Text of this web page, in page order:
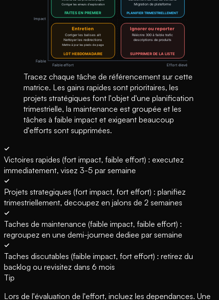
Tracez chaque tâche de référencement sur cette
matrice. Les gains rapides sont prioritaires, les
projets stratégiques font l'objet d'une planification
trimestrielle, la maintenance est groupée et les
tâches à faible impact et exigeant beaucoup
d'efforts sont supprimées.
Victoires rapides (fort impact, faible effort) : executez
immediatement, visez 3-5 par semaine
Projets strategiques (fort impact, fort effort) : planifiez
trimestriellement, decoupez en jalons de 2 semaines
Taches de maintenance (faible impact, faible effort) :
regroupez en une demi-journee dediee par semaine
Taches discutables (faible impact, fort effort) : retirez du
backlog ou revisitez dans 6 mois
Tip
Lors de l'évaluation de l'effort, incluez les dependances. Une